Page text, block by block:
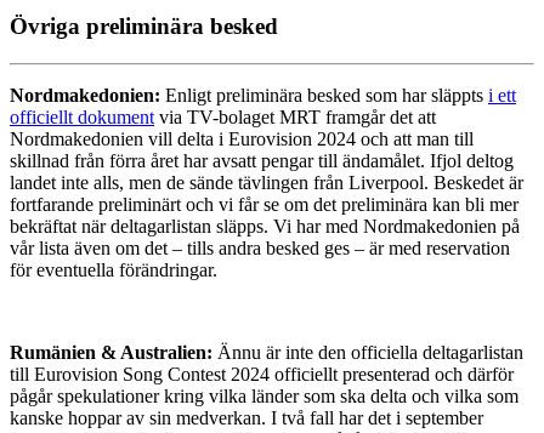
Övriga preliminära besked
Nordmakedonien: Enligt preliminära besked som har släppts i ett
officiellt dokument via TV-bolaget MRT framgår det att
Nordmakedonien vill delta i Eurovision 2024 och att man till
skillnad från förra året har avsatt pengar till ändamålet. Ifjol deltog
landet inte alls, men de sände tävlingen från Liverpool. Beskedet är
fortfarande preliminärt och vi får se om det preliminära kan bli mer
bekräftat när deltagarlistan släpps. Vi har med Nordmakedonien på
vår lista även om det – tills andra besked ges – är med reservation
för eventuella förändringar.
Rumänien & Australien: Ännu är inte den officiella deltagarlistan
till Eurovision Song Contest 2024 officiellt presenterad och därför
pågår spekulationer kring vilka länder som ska delta och vilka som
kanske hoppar av sin medverkan. I två fall har det i september